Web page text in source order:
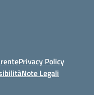
Privacy Policy
Note Legali